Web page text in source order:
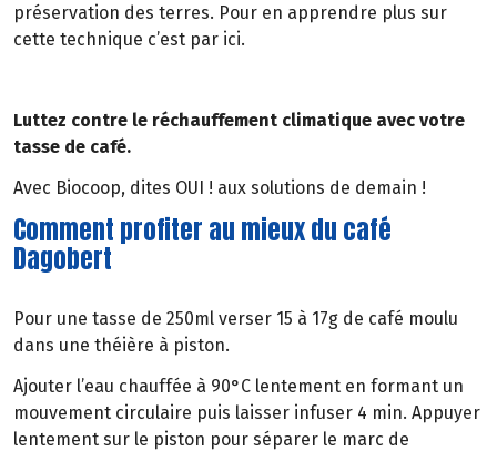
préservation des terres. Pour en apprendre plus sur
cette technique c’est par ici.
Luttez contre le réchauffement climatique avec votre
tasse de café.
Avec Biocoop, dites OUI ! aux solutions de demain !
Comment profiter au mieux du café
Dagobert
Pour une tasse de 250ml verser 15 à 17g de café moulu
dans une théière à piston.
Ajouter l’eau chauffée à 90°C lentement en formant un
mouvement circulaire puis laisser infuser 4 min. Appuyer
lentement sur le piston pour séparer le marc de